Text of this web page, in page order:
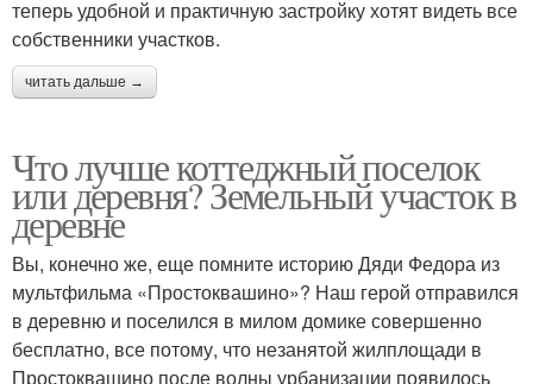
теперь удобной и практичную застройку хотят видеть все
собственники участков.
читать дальше →
Что лучше коттеджный поселок
или деревня? Земельный участок в
деревне
Вы, конечно же, еще помните историю Дяди Федора из
мультфильма «Простоквашино»? Наш герой отправился
в деревню и поселился в милом домике совершенно
бесплатно, все потому, что незанятой жилплощади в
Простоквашино после волны урбанизации появилось